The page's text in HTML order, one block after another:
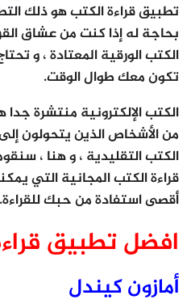
تطبيق قراءة الكتب هو ذلك
بحاجة له إذا كنت من عشاق
الكتب الورقية المعتادة ، و
تكون معك طوال الوقت.
الكتب الإلكترونية منتشرة
من الأشخاص الذين يتحولون إلى
قراءة الكتب المجانية التي
أقصى استفادة من حبك للقراءة.
افضل تطبيق
أمازون كيندل